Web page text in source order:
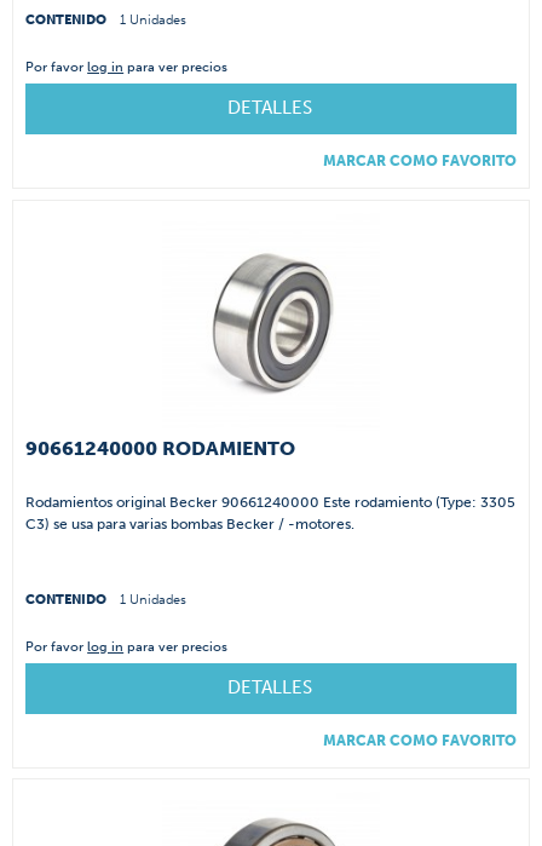
CONTENIDO 1 Unidades
Por favorlog in para ver precios
DETALLES
MARCAR COMO FAVORITO
90661240000 RODAMIENTO
Rodamientos original Becker 90661240000 Este rodamiento (Type: 3305
C3) se usa para varias bombas Becker / -motores.
CONTENIDO 1 Unidades
Por favorlog in para ver precios
DETALLES
MARCAR COMO FAVORITO